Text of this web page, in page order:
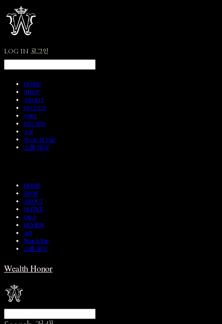
LOG IN 로그인
HOME
SHOP
ABOUT
NOTICE
Q&A
REVIEW
A/S
Wear & Pair
쇼룸 예약
HOME
SHOP
ABOUT
NOTICE
Q&A
REVIEW
A/S
Wear & Pair
쇼룸 예약
Wealth Honor